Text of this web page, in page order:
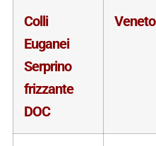
Colli
Euganei
Serprino
frizzante
DOC
Veneto